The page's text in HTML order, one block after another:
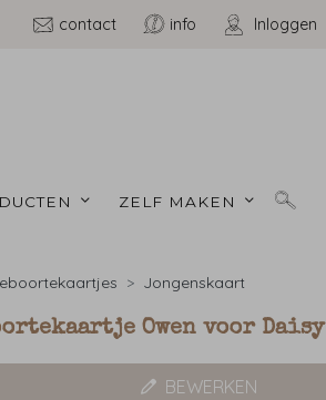
contact info Inloggen
ZELF MAKEN
Jongenskaart
Owen voor Daisy
BEWERKEN